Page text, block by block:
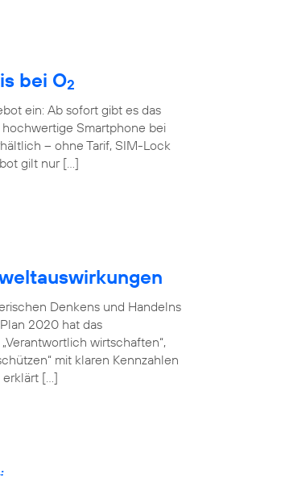
bei O2
ein: Ab sofort gibt es das
hochwertige Smartphone bei
– ohne Tarif, SIM-Lock
gilt nur […]
Denkens und Handelns
2020 hat das
wirtschaften“,
mit klaren Kennzahlen
erklärt […]